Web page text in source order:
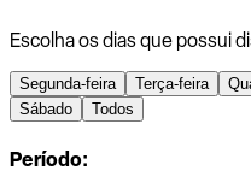
Escolha os dias que possui
Segunda-feira Terça-feira
Sábado
Todos
Período: